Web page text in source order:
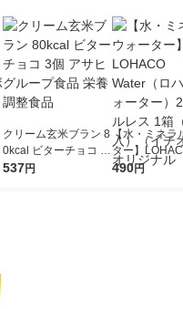
クリーム玄米ブラン 8
0kcal ビターチョコ 3
個 アサヒグループ食
537円
【水・ミネラ
ター】
r（ロハコウ
490円